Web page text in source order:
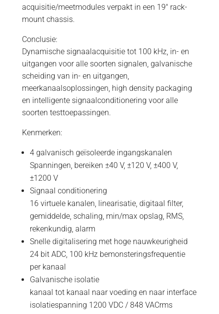
acquisitie/meetmodules verpakt in een 19″ rack-
mount chassis.
Conclusie:
Dynamische signaalacquisitie tot 100 kHz, in- en
uitgangen voor alle soorten signalen, galvanische
scheiding van in- en uitgangen,
meerkanaalsoplossingen, high density packaging
en intelligente signaalconditionering voor alle
soorten testtoepassingen.
Kenmerken:
4 galvanisch geïsoleerde ingangskanalen
Spanningen, bereiken ±40 V, ±120 V, ±400 V,
±1200 V
Signaal conditionering
16 virtuele kanalen, linearisatie, digitaal filter,
gemiddelde, schaling, min/max opslag, RMS,
rekenkundig, alarm
Snelle digitalisering met hoge nauwkeurigheid
24 bit ADC, 100 kHz bemonsteringsfrequentie
per kanaal
Galvanische isolatie
kanaal tot kanaal naar voeding en naar interface
isolatiespanning 1200 VDC / 848 VACrms